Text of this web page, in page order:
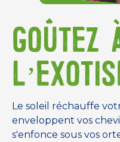
GOÛTEZ
Le soleil réchauffe
enveloppent vos
s'enfonce sous vos